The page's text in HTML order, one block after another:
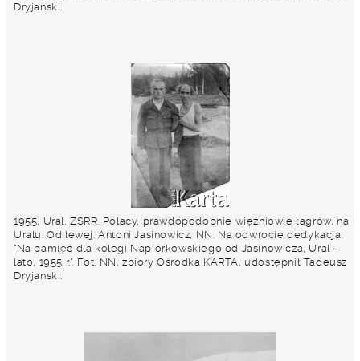
Dryjanski.
1955, Ural, ZSRR. Polacy, prawdopodobnie więźniowie łagrów, na
Uralu. Od lewej: Antoni Jasinowicz, NN. Na odwrocie dedykacja:
"Na pamięć dla kolegi Napiórkowskiego od Jasinowicza, Ural -
lato, 1955 r.". Fot. NN, zbiory Ośrodka KARTA, udostępnił Tadeusz
Dryjanski.